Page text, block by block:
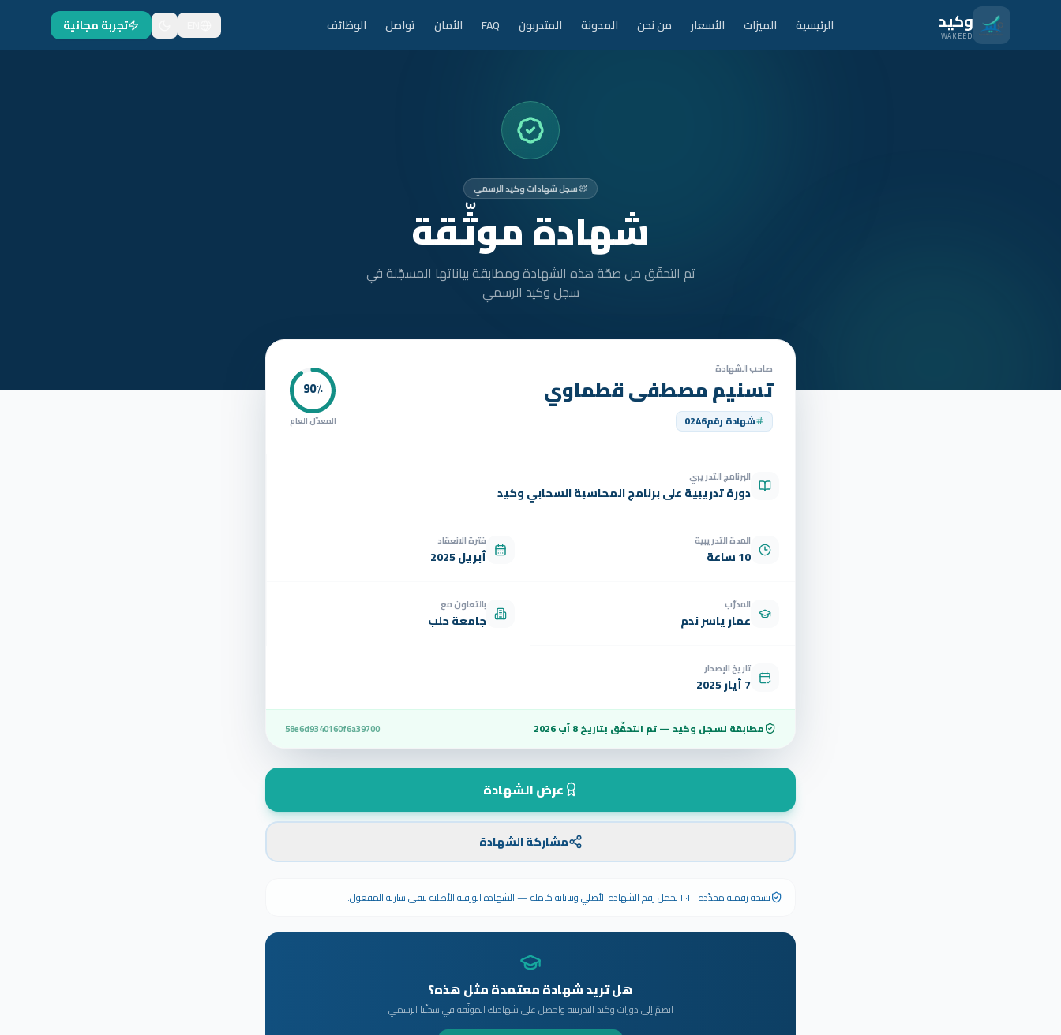
انتقل للمحتوى الرئيسيوكيد
WAKEED الرئيسية الميزات الأسعار من نحن المدونة المتدربون FAQ الأمان تواصل الوظائف تجربة مجانية
سجل شهادات وكيد الرسمي
شهادة موثّقة
تم التحقّق من صحّة هذه الشهادة ومطابقة بياناتها المسجّلة في
سجل وكيد الرسمي
صاحب الشهادة
تسنيم مصطفى قطماوي
شهادة رقم0246
90٪
المعدّل العام
البرنامج التدريبي
دورة تدريبية على برنامج المحاسبة السحابي وكيد
المدة التدريبية
10 ساعة
فترة الانعقاد
أبريل 2025
المدرّب
عمار ياسر ندم
بالتعاون مع
جامعة حلب
تاريخ الإصدار
7 أيار 2025
مطابقة لسجل وكيد — تم التحقّق بتاريخ8 آب 2026 58e6d9340160f6a39700
عرض الشهادة
مشاركة الشهادة
نسخة رقمية مجدَّدة ٢٠٢٦ تحمل رقم الشهادة الأصلي وبياناته كاملة — الشهادة الورقية الأصلية تبقى سارية المفعول.
هل تريد شهادة معتمدة مثل هذه؟
انضمّ إلى دورات وكيد التدريبية واحصل على شهادتك الموثّقة في سجلّنا الرسمي